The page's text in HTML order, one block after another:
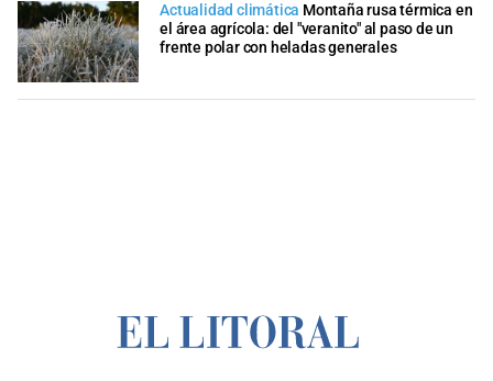
Actualidad climática Montaña rusa térmica en
el área agrícola: del "veranito" al paso de un
frente polar con heladas generales